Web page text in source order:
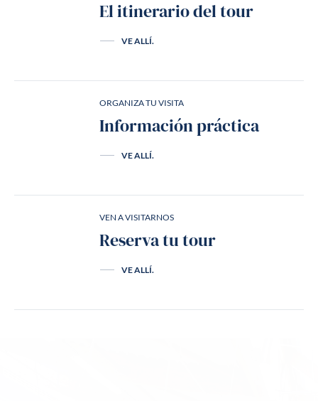
El itinerario del tour
VE ALLÍ.
ORGANIZA TU VISITA
Información práctica
VE ALLÍ.
VEN A VISITARNOS
Reserva tu tour
VE ALLÍ.